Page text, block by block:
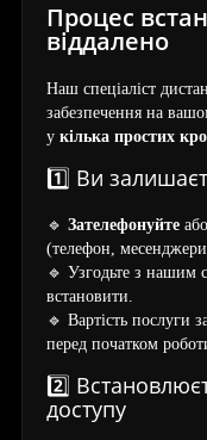
Процес
віддалено
Наш спеціаліст
забезпечення на
у кілька простих
1️⃣ Ви
🔹 Зателефонуйте або
(телефон,
🔹 Узгодьте з нашим
встановити.
🔹 Вартість послуги
перед початком
2️⃣
доступу